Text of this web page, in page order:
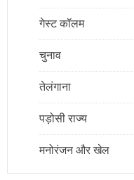
गेस्ट कॉलम
चुनाव
तेलंगाना
पड़ोसी राज्य
मनोरंजन और खेल